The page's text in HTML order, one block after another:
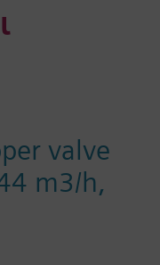
valve
m3/h,